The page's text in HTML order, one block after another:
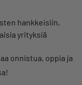
hankkeisiin,
yrityksiä
onnistua, oppia ja